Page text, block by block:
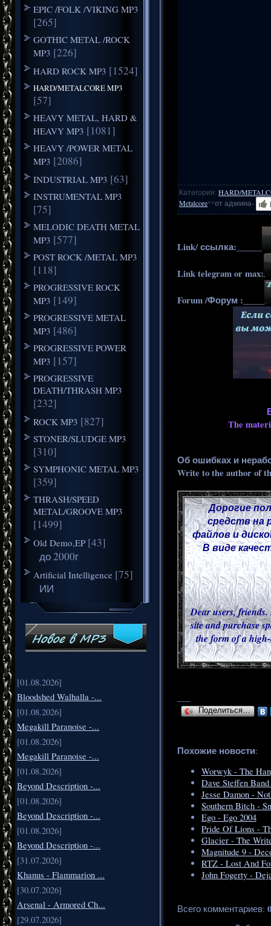
EPIC /FOLK /VIKING MP3
[265]
GOTHIC METAL /ROCK
MP3 [226]
HARD ROCK MP3 [1524]
HARD/METALCORE MP3
[57]
HEAVY METAL, HARD &
HEAVY MP3 [1081]
HEAVY /POWER METAL
MP3 [2086]
INDUSTRIAL MP3 [63]
INSTRUMENTAL MP3
[75]
MELODIC DEATH METAL
MP3 [577]
POST ROCK /METAL MP3
[118]
PROGRESSIVE ROCK
MP3 [149]
PROGRESSIVE METAL
MP3 [486]
PROGRESSIVE POWER
MP3 [157]
PROGRESSIVE
DEATH/THRASH MP3
[232]
ROCK MP3 [827]
STONER/SLUDGE MP3
[310]
SYMPHONIC METAL MP3
[359]
THRASH/SPEED
METAL/GROOVE MP3
[1499]
Old Demo,EP [43]
до 2000г
Artificial Intelligence [75]
ИИ
[01.08.2026]
Bloodshed Walhalla -...
[01.08.2026]
Megakill Paranoise -...
[01.08.2026]
Megakill Paranoise -...
[01.08.2026]
Beyond Description -...
[01.08.2026]
Beyond Description -...
[01.08.2026]
Beyond Description -...
[31.07.2026]
Khanus - Flammarion ...
[30.07.2026]
Arsenal - Armored Ch...
[29.07.2026]
Категория: HARD/
Metalcore**от админа-
Link/ ссылка:______
Link telegram or max:
Forum /Форум :_____
The
Об ошибках и
Write to the author of
Дорогие
средств на
файлов и
В виде
Dear users,
site and purchase
the form of a
Поделиться…
Похожие новости:
Worwyk - The
Dave Steffen
Jesse Damon -
Southern Bitch -
Ego - Ego 2004
Pride Of Lions -
Glacier ‎- The
Magnitude 9 -
RTZ - Lost And
John Fogerty -
Всего комментариев: 0